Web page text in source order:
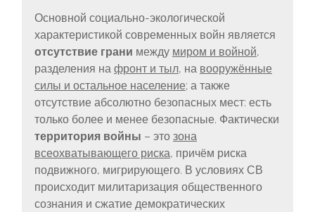
Основной социально-экологической
характеристикой современных войн является
отсутствие грани между миром и войной,
разделения на фронт и тыл, на вооружённые
силы и остальное население; а также
отсутствие абсолютно безопасных мест: есть
только более и менее безопасные. Фактически
территория войны – это зона
всеохватывающего риска, причём риска
подвижного, мигрирующего. В условиях СВ
происходит милитаризация общественного
сознания и сжатие демократических